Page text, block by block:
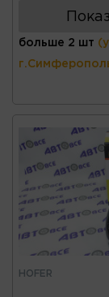
больше 2 шт
HOFER